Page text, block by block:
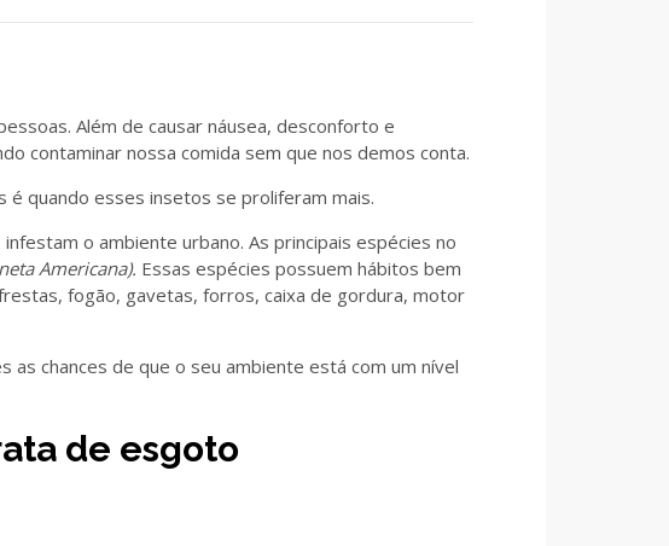
Além de causar náusea, desconforto e
contaminar nossa comida sem que nos demos conta.
quando esses insetos se proliferam mais.
o ambiente urbano. As principais espécies no
Americana). Essas espécies possuem hábitos bem
fogão, gavetas, forros, caixa de gordura, motor
chances de que o seu ambiente está com um nível
de esgoto